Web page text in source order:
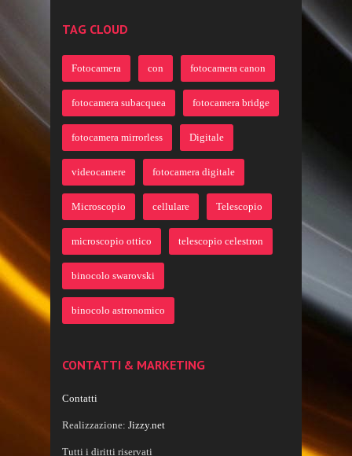
TAG CLOUD
Fotocamera con fotocamera canon
fotocamera subacquea fotocamera bridge
fotocamera mirrorless Digitale
videocamere fotocamera digitale
Microscopio cellulare Telescopio
microscopio ottico telescopio celestron
binocolo swarovski
binocolo astronomico
CONTATTI & MARKETING
Contatti
Realizzazione: Jizzy.net
Tutti i diritti riservati